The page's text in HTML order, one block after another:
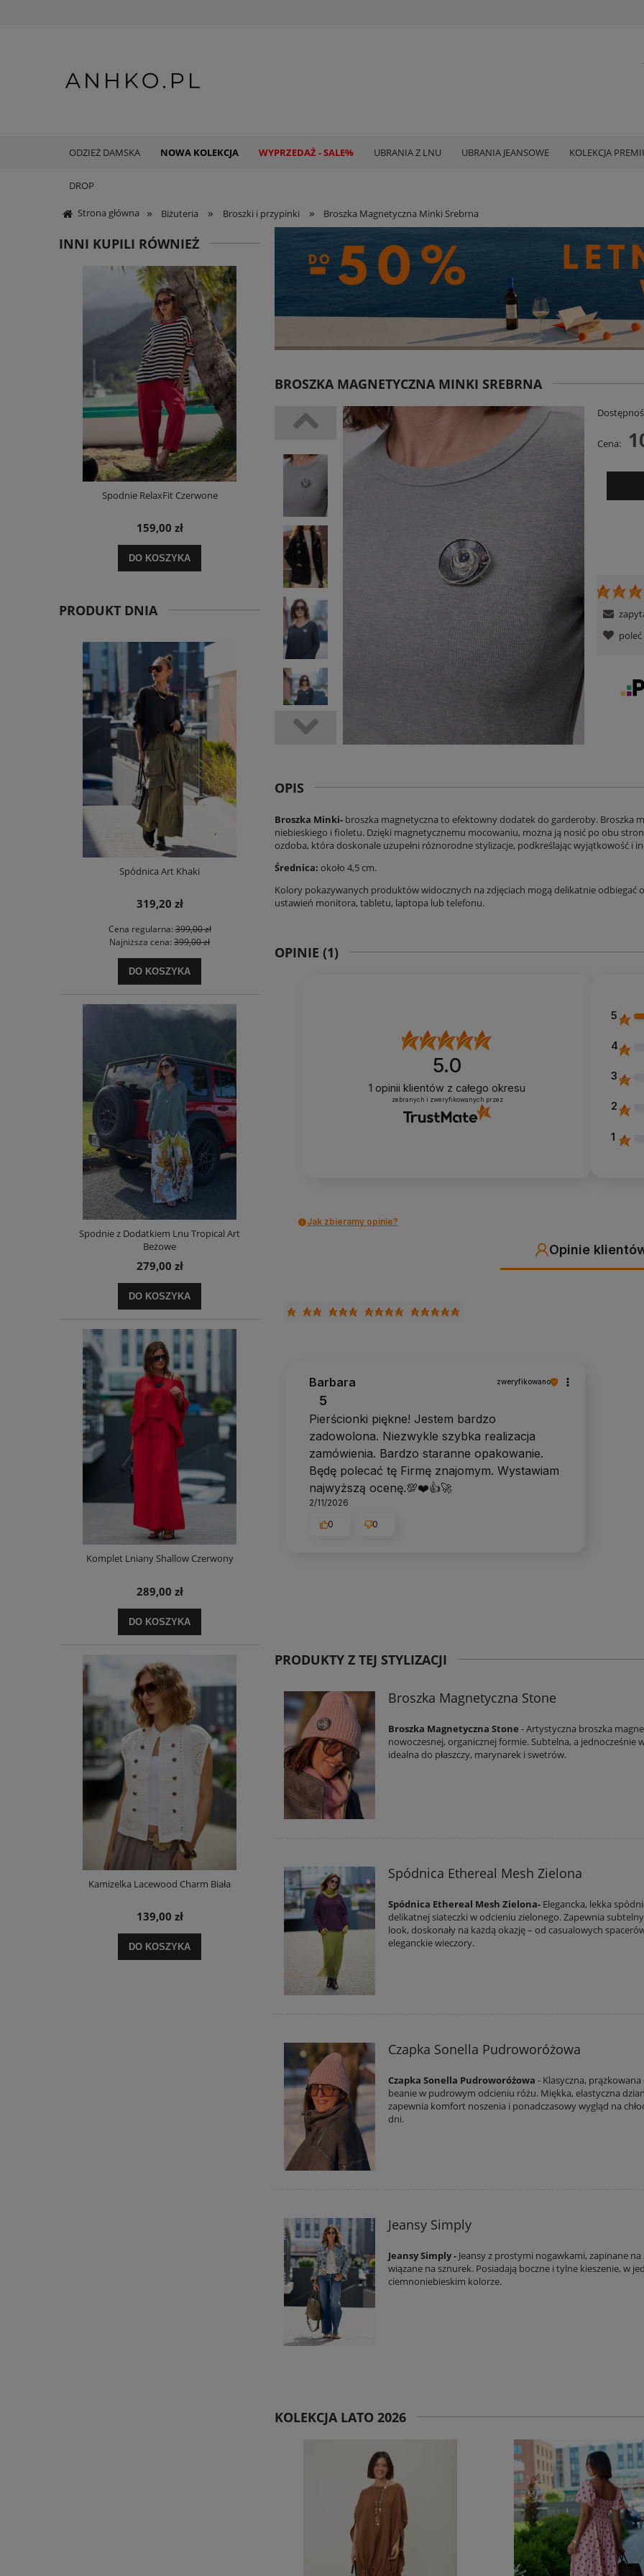
ODZIEŻ DAMSKA NOWA KOLEKCJA WYPRZEDAŻ - SALE% UBRANIA Z LNU UBRANIA JEANSOWE KOLEKCJA
DROP
Strona główna » Biżuteria » Broszki i przypinki » Broszka Magnetyczna Minki Srebrna
INNI KUPILI RÓWNIEŻ
Spodnie RelaxFit Czerwone
159,00 zł
DO KOSZYKA
Kurtka Pikowana Embro z Haftem Bawełniana
– Czarno-Beżowa PRE ORDER
129,00 zł
POWIADOM O DOSTĘPNOŚCI
PRODUKT DNIA
Spódnica Art Khaki
319,20 zł
Cena regularna:399,00 zł
Najniższa cena: 399,00 zł
DO KOSZYKA
Spodnie z Dodatkiem Lnu Tropical Art
Beżowe
279,00 zł
DO KOSZYKA
Komplet Lniany Shallow Czerwony
289,00 zł
DO KOSZYKA
Kamizelka Lacewood Charm Biała
139,00 zł
DO KOSZYKA
BROSZKA MAGNETYCZNA MINKI SREBRNA
Cena:
OPIS
Broszka Minki- broszka magnetyczna to efektowny dodatek do garderoby. Broszka
niebieskiego i fioletu. Dzięki magnetycznemu mocowaniu, można ją nosić po obu
ozdoba, która doskonale uzupełni różnorodne stylizacje, podkreślając wyjątkowość i
Średnica: około 4,5 cm.
Kolory pokazywanych produktów widocznych na zdjęciach mogą delikatnie
ustawień monitora, tabletu, laptopa lub telefonu.
OPINIE (1)
5.0
1 opinii klientów z całego okresu
zebranych i zweryfikowanych przez
5
4
3
2
1
Jak zbieramy opinie?
Opinie
Barbara zweryfikowano
5
Pierścionki piękne! Jestem bardzo
zadowolona. Niezwykle szybka realizacja
zamówienia. Bardzo staranne opakowanie.
Będę polecać tę Firmę znajomym. Wystawiam
najwyższą ocenę.💯❤️👍️🚀
2/11/2026
0 0
PRODUKTY Z TEJ STYLIZACJI
Broszka Magnetyczna Stone
Broszka Magnetyczna Stone - Artystyczna broszka
nowoczesnej, organicznej formie. Subtelna, a jednocześnie
idealna do płaszczy, marynarek i swetrów.
Spódnica Ethereal Mesh Zielona
Spódnica Ethereal Mesh Zielona- Elegancka, lekka
delikatnej siateczki w odcieniu zielonego. Zapewnia
look, doskonały na każdą okazję – od casualowych
eleganckie wieczory.
Czapka Sonella Pudroworóżowa
Czapka Sonella Pudroworóżowa - Klasyczna, prążkowana
beanie w pudrowym odcieniu różu. Miękka, elastyczna
zapewnia komfort noszenia i ponadczasowy wygląd na
dni.
Jeansy Simply
Jeansy Simply - Jeansy z prostymi nogawkami, zapinane na
wiązane na sznurek. Posiadają boczne i tylne kieszenie, w
ciemnoniebieskim kolorze.
KOLEKCJA LATO 2026